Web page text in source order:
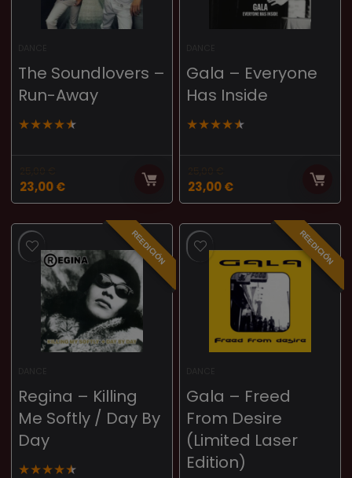
The Soundlovers –
Run-Away
★★★★★
25,00 €
23,00€
Gala – Everyone
Has Inside
★★★★★
25,00 €
23,00€
REEDICIÓN
Regina – Killing
Me Softly / Day By
Day
★★★★★
REEDICIÓN
Gala – Freed
From Desire
(Limited Laser
Edition)